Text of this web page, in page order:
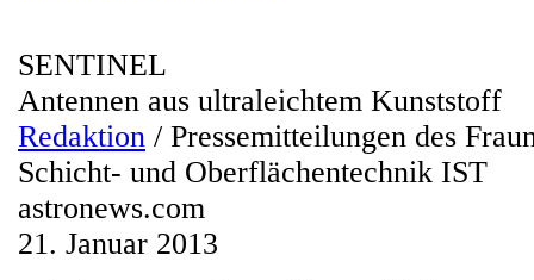
SENTINEL
Antennen aus ultraleichtem Kunststoff
Redaktion / Pressemitteilungen des
Schicht- und Oberflächentechnik IST
astronews.com
21. Januar 2013